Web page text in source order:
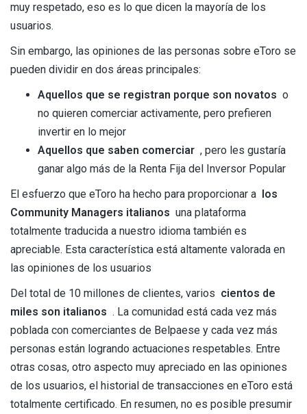
muy respetado, eso es lo que dicen la mayoría de los
usuarios.
Sin embargo, las opiniones de las personas sobre eToro se
pueden dividir en dos áreas principales:
Aquellos que se registran porque son novatos o
no quieren comerciar activamente, pero prefieren
invertir en lo mejor
Aquellos que saben comerciar , pero les gustaría
ganar algo más de la Renta Fija del Inversor Popular
El esfuerzo que eToro ha hecho para proporcionar a los
Community Managers italianos una plataforma
totalmente traducida a nuestro idioma también es
apreciable. Esta característica está altamente valorada en
las opiniones de los usuarios
Del total de 10 millones de clientes, varios cientos de
miles son italianos . La comunidad está cada vez más
poblada con comerciantes de Belpaese y cada vez más
personas están logrando actuaciones respetables. Entre
otras cosas, otro aspecto muy apreciado en las opiniones
de los usuarios, el historial de transacciones en eToro está
totalmente certificado. En resumen, no es posible presumir